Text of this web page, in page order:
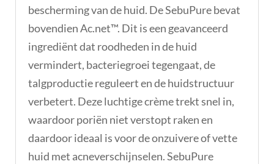
bescherming van de huid. De SebuPure bevat
bovendien Ac.net™. Dit is een geavanceerd
ingrediënt dat roodheden in de huid
vermindert, bacteriegroei tegengaat, de
talgproductie reguleert en de huidstructuur
verbetert. Deze luchtige crème trekt snel in,
waardoor poriën niet verstopt raken en
daardoor ideaal is voor de onzuivere of vette
huid met acneverschijnselen. SebuPure